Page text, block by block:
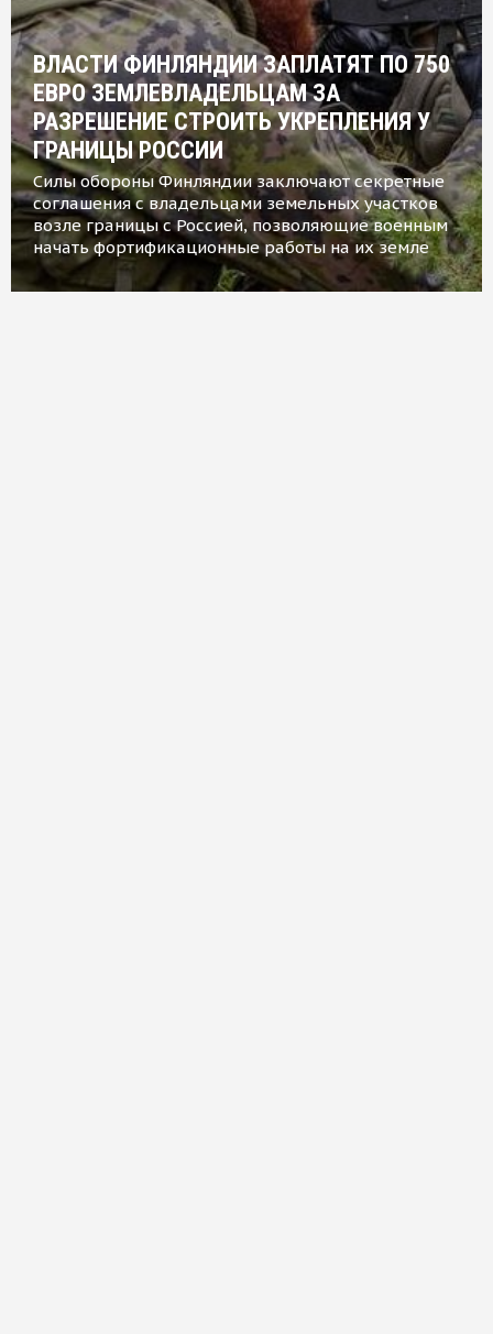
ВЛАСТИ ФИНЛЯНДИИ ЗАПЛАТЯТ ПО 750
ЕВРО ЗЕМЛЕВЛАДЕЛЬЦАМ ЗА
РАЗРЕШЕНИЕ СТРОИТЬ УКРЕПЛЕНИЯ У
ГРАНИЦЫ РОССИИ
Силы обороны Финляндии заключают секретные
соглашения с владельцами земельных участков
возле границы с Россией, позволяющие военным
начать фортификационные работы на их земле